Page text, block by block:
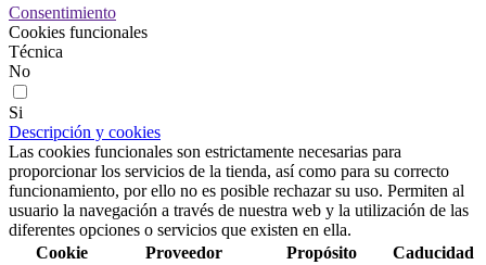
Consentimiento
Cookies funcionales
Técnica
No
Si
Descripción y cookies
Las cookies funcionales son estrictamente necesarias para
proporcionar los servicios de la tienda, así como para su correcto
funcionamiento, por ello no es posible rechazar su uso. Permiten al
usuario la navegación a través de nuestra web y la utilización de las
diferentes opciones o servicios que existen en ella.
Cookie
Proveedor Propósito Caducidad